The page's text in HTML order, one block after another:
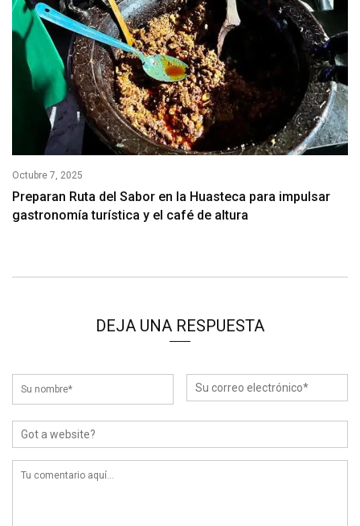
Octubre 7, 2025
Preparan Ruta del Sabor en la Huasteca para impulsar
gastronomía turística y el café de altura
DEJA UNA RESPUESTA